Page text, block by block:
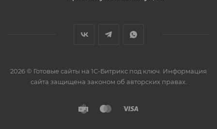
2026 © Готовые сайты на 1С-Битрикс под ключ. Информация
сайта защищена законом об авторских правах.